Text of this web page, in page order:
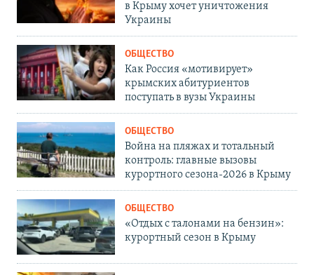
в Крыму хочет уничтожения
Украины
ОБЩЕСТВО
Как Россия «мотивирует»
крымских абитуриентов
поступать в вузы Украины
ОБЩЕСТВО
Война на пляжах и тотальный
контроль: главные вызовы
курортного сезона-2026 в Крыму
ОБЩЕСТВО
«Отдых с талонами на бензин»:
курортный сезон в Крыму